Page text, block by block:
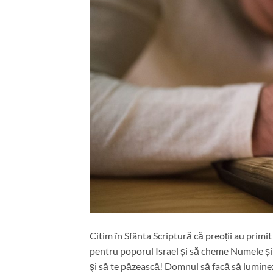
Citim în Sfânta Scriptură că preoții au
pentru poporul Israel și să cheme Numele
şi să te păzească! Domnul să facă să